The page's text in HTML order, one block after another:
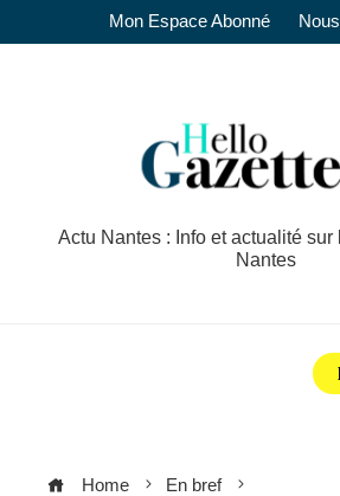
Mon Espace Abonné
Actu Nantes : Info et actualité
Nantes
Home
En bref